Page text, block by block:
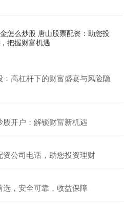
怎么炒股 唐山股票配资：助您投
把握财富机遇
高杠杆下的财富盛宴与风险隐
开户：解锁财富新机遇
公司电话，助您投资理财
，安全可靠，收益保障